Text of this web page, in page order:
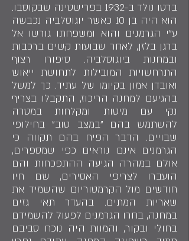
ברטו נולד ב-1932 בפרישטינה שבקוסבו.
הוא היה בן 10 כאשר יוגוסלביה נכבשה
ע"י הגרמנים והוא ומשפחתו גורשו אל
ברגן בלזן, לאחר שבועות קשים ברכבות
ובמחנות ביוגוסלביה. סיפורו רצוף
התרחשויות המובילות לתחושת ייאוש
ואובדן אמון בקיומו של עתיד. כך למשל
בהגיעם למחנה הריכוז, התקבלו בצריף
נקי עם מיטות ומקלחות במטרה
להשתמש בהם "במצב טוב" בחילופי
שבויים. הדבר הפיח בהם תקווה כי
הגרמנים אינם נוראים כפי שמספרים,
אולם במהרה הגיעה ההתפכחות והם
הועברו לצריפי האסירים, שם חיו
חודשים מול הקרמטוריום שהשמיד את
שאריות המתים. בהעדר תאי גזים
במחנה, בחרו הגרמנים לפעול להשמידם
בחולי ובקור, והמוות היה נוכח סביבם